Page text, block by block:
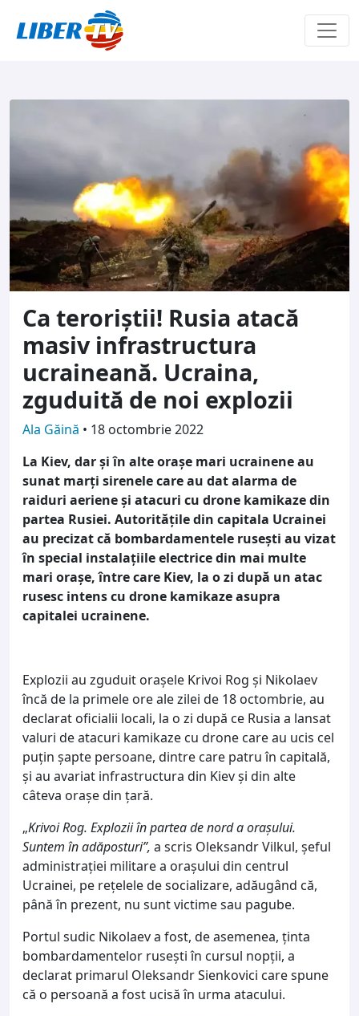
Ca teroriștii! Rusia atacă
masiv infrastructura
ucraineană. Ucraina,
zguduită de noi explozii
Ala Găină • 18 octombrie 2022
La Kiev, dar și în alte orașe mari ucrainene au
sunat marţi sirenele care au dat alarma de
raiduri aeriene şi atacuri cu drone kamikaze din
partea Rusiei. Autorităţile din capitala Ucrainei
au precizat că bombardamentele ruseşti au vizat
în special instalaţiile electrice din mai multe
mari oraşe, între care Kiev, la o zi după un atac
rusesc intens cu drone kamikaze asupra
capitalei ucrainene.
Explozii au zguduit orașele Krivoi Rog și Nikolaev
încă de la primele ore ale zilei de 18 octombrie, au
declarat oficialii locali, la o zi după ce Rusia a lansat
valuri de atacuri kamikaze cu drone care au ucis cel
puțin șapte persoane, dintre care patru în capitală,
și au avariat infrastructura din Kiev și din alte
câteva orașe din țară.
„Krivoi Rog. Explozii în partea de nord a orașului.
Suntem în adăposturi”, a scris Oleksandr Vilkul, șeful
administrației militare a orașului din centrul
Ucrainei, pe rețelele de socializare, adăugând că,
până în prezent, nu sunt victime sau pagube.
Portul sudic Nikolaev a fost, de asemenea, ținta
bombardamentelor rusești în cursul nopții, a
declarat primarul Oleksandr Sienkovici care spune
că o persoană a fost ucisă în urma atacului.